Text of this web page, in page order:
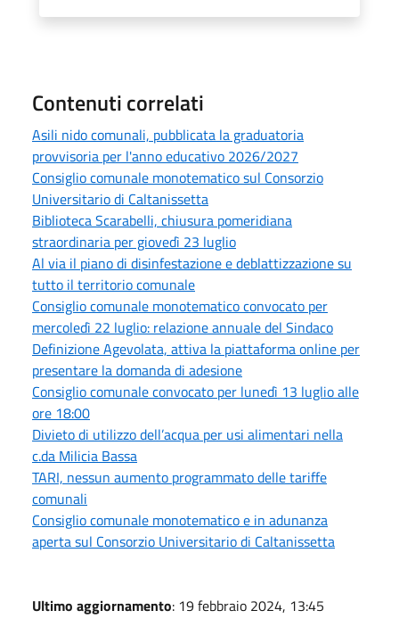
Contenuti correlati
Asili nido comunali, pubblicata la graduatoria
provvisoria per l'anno educativo 2026/2027
Consiglio comunale monotematico sul Consorzio
Universitario di Caltanissetta
Biblioteca Scarabelli, chiusura pomeridiana
straordinaria per giovedì 23 luglio
Al via il piano di disinfestazione e deblattizzazione su
tutto il territorio comunale
Consiglio comunale monotematico convocato per
mercoledì 22 luglio: relazione annuale del Sindaco
Definizione Agevolata, attiva la piattaforma online per
presentare la domanda di adesione
Consiglio comunale convocato per lunedì 13 luglio alle
ore 18:00
Divieto di utilizzo dell’acqua per usi alimentari nella
c.da Milicia Bassa
TARI, nessun aumento programmato delle tariffe
comunali
Consiglio comunale monotematico e in adunanza
aperta sul Consorzio Universitario di Caltanissetta
Ultimo aggiornamento: 19 febbraio 2024, 13:45